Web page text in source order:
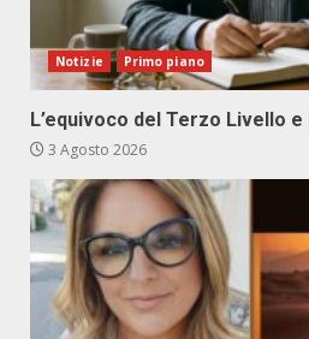
Notizie Primo piano
L’equivoco del Terzo Livello
3 Agosto 2026